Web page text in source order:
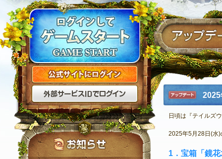
公式サイトにログイン
外部サービスIDでログ
アップデ
ート
日頃は『テイルズ
2025年5月28日(水)
1．宝箱「鏡